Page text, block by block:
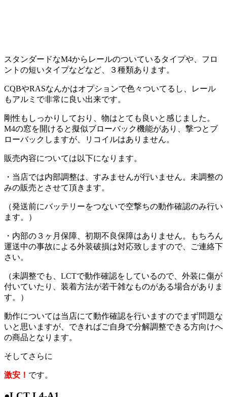
スタンダードなM4からレールのついているタイプや、フロ
ントの短いタイプなどなど、３種類あります。
CQBやRASなんかはオプションで色々ついてるし、レール
もアルミで非常に良い出来です。
剛性もしっかりしており、物はとても良いと感じました。
M4の窓を開けると擬似ブローバック機能があり、撃つとブ
ローバックしますが、リコイルはありません。
販売内容については以下になります。
・当店では内部調整は、すみませんが行いません。未調整の
みの販売とさせて頂きます。
（発送前にバッテリーをつないで空撃ちの動作確認のみ行い
ます。）
・内部の３ヶ月保障、初期不良保障はありません。もちろん
運送中の事故による外装破損は対応致しますので、ご連絡下
さい。
（未調整でも、LCTで動作確認をしているので、外装に傷が
付いていたり、装着方法が若干雑なものがある場合がありま
す。）
動作については当店にて動作確認を行いますのでまず問題な
いと思いますが、できればご自身で分解調整できる方向けへ
の商品となります。
そしてさらに
激安！ です。